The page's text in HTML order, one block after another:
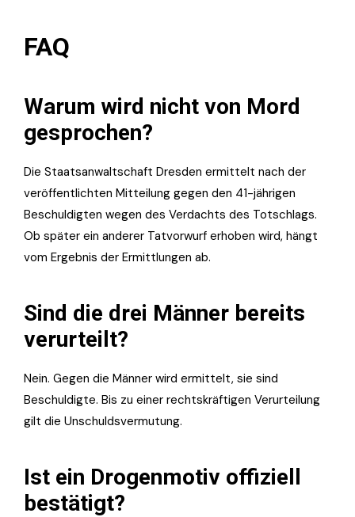
FAQ
Warum wird nicht von Mord
gesprochen?
Die Staatsanwaltschaft Dresden ermittelt nach der
veröffentlichten Mitteilung gegen den 41-jährigen
Beschuldigten wegen des Verdachts des Totschlags.
Ob später ein anderer Tatvorwurf erhoben wird, hängt
vom Ergebnis der Ermittlungen ab.
Sind die drei Männer bereits
verurteilt?
Nein. Gegen die Männer wird ermittelt, sie sind
Beschuldigte. Bis zu einer rechtskräftigen Verurteilung
gilt die Unschuldsvermutung.
Ist ein Drogenmotiv offiziell
bestätigt?